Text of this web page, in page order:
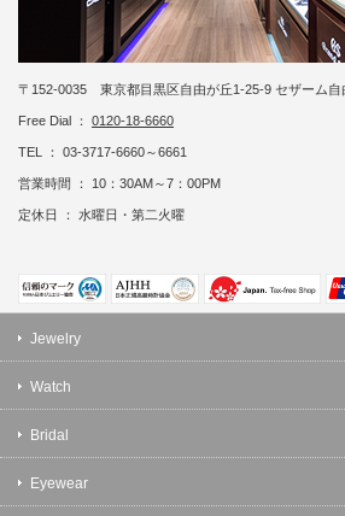
〒152-0035 東京都目黒区自由が丘1-25-9 セザーム自
Free Dial ： 0120-18-6660
TEL ： 03-3717-6660～6661
営業時間 ： 10：30AM～7：00PM
定休日 ： 水曜日・第二火曜
Jewelry
Watch
Bridal
Eyewear